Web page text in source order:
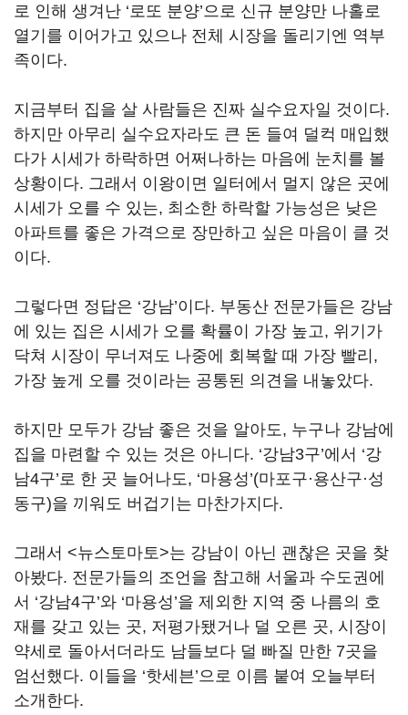
로 인해 생겨난 ‘로또 분양’으로 신규 분양만 나홀로
열기를 이어가고 있으나 전체 시장을 돌리기엔 역부
족이다.
지금부터 집을 살 사람들은 진짜 실수요자일 것이다.
하지만 아무리 실수요자라도 큰 돈 들여 덜컥 매입했
다가 시세가 하락하면 어쩌나하는 마음에 눈치를 볼
상황이다. 그래서 이왕이면 일터에서 멀지 않은 곳에
시세가 오를 수 있는, 최소한 하락할 가능성은 낮은
아파트를 좋은 가격으로 장만하고 싶은 마음이 클 것
이다.
그렇다면 정답은 ‘강남’이다. 부동산 전문가들은 강남
에 있는 집은 시세가 오를 확률이 가장 높고, 위기가
닥쳐 시장이 무너져도 나중에 회복할 때 가장 빨리,
가장 높게 오를 것이라는 공통된 의견을 내놓았다.
하지만 모두가 강남 좋은 것을 알아도, 누구나 강남에
집을 마련할 수 있는 것은 아니다. ‘강남3구’에서 ‘강
남4구’로 한 곳 늘어나도, ‘마용성’(마포구·용산구·성
동구)을 끼워도 버겁기는 마찬가지다.
그래서 <뉴스토마토>는 강남이 아닌 괜찮은 곳을 찾
아봤다. 전문가들의 조언을 참고해 서울과 수도권에
서 ‘강남4구’와 ‘마용성’을 제외한 지역 중 나름의 호
재를 갖고 있는 곳, 저평가됐거나 덜 오른 곳, 시장이
약세로 돌아서더라도 남들보다 덜 빠질 만한 7곳을
엄선했다. 이들을 ‘핫세븐’으로 이름 붙여 오늘부터
소개한다.